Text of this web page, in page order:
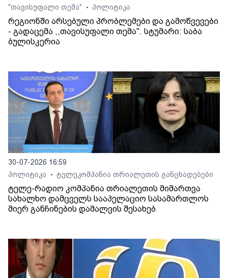
"თავისუფალი თემა"
• პოლიტიკა
რეგიონში არსებული პრობლემები და გამოწვევები
- გადაცემა ,,თავისუფალი თემა". სტუმარი: საბა
ბულისკერია
30-07-2026 16:59
პოლიტიკა
• ტელეკომპანია თრიალეთის განცხადებები
ტელე-რადიო კომპანია თრიალეთის მიმართვა
სახალხო დამცველს სააპელაციო სასამართლოს
მიერ განჩინების დამალვის შესახებ